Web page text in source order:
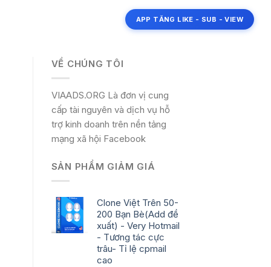
APP TĂNG LIKE - SUB - VIEW
VỀ CHÚNG TÔI
VIAADS.ORG Là đơn vị cung
cấp tài nguyên và dịch vụ hỗ
trợ kinh doanh trên nền tảng
mạng xã hội Facebook
SẢN PHẨM GIẢM GIÁ
Clone Việt Trên 50-
200 Bạn Bè(Add đề
xuất) - Very Hotmail
- Tương tác cực
trâu- Tỉ lệ cpmail
cao